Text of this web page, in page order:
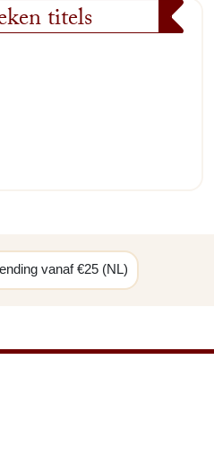
titels
vanaf €25 (NL)